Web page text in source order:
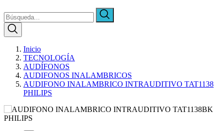
Inicio
TECNOLOGÍA
AUDÍFONOS
AUDIFONOS INALAMBRICOS
AUDIFONO INALAMBRICO INTRAUDITIVO TAT1138
PHILIPS